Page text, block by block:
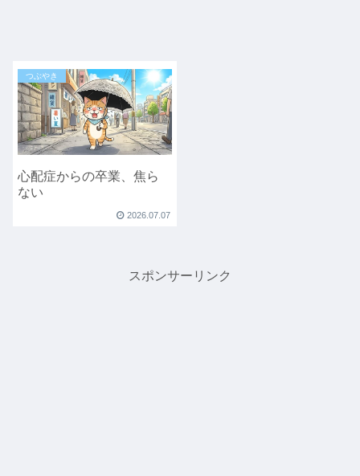
つぶやき
心配症からの卒業、焦ら
ない
2026.07.07
スポンサーリンク